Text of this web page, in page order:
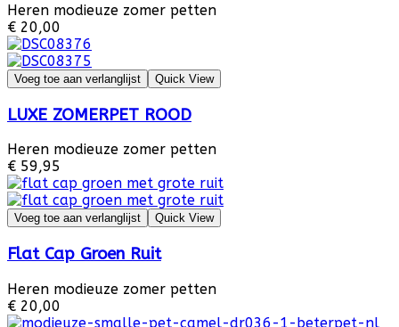
Heren modieuze zomer petten
€ 20,00
Voeg toe aan verlanglijst Quick View
LUXE ZOMERPET ROOD
Heren modieuze zomer petten
€ 59,95
Voeg toe aan verlanglijst Quick View
Flat Cap Groen Ruit
Heren modieuze zomer petten
€ 20,00